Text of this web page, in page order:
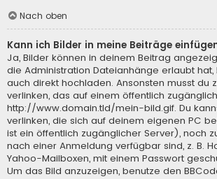
Nach oben
Kann ich Bilder in meine Beiträge
Ja, Bilder können in deinem Beitrag
die Administration Dateianhänge erlaubt hat,
auch direkt hochladen. Ansonsten musst du
verlinken, das auf einem öffentlich
http://www.domain.tld/mein-bild.gif. Du
verlinken, die sich auf deinem eigenen PC
ist ein öffentlich zugänglicher Server), noch
nach einer Anmeldung verfügbar sind, z. B.
Yahoo-Mailboxen, mit einem Passwort
Um das Bild anzuzeigen, benutze den